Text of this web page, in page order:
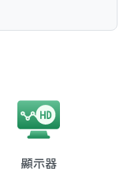
顯示器